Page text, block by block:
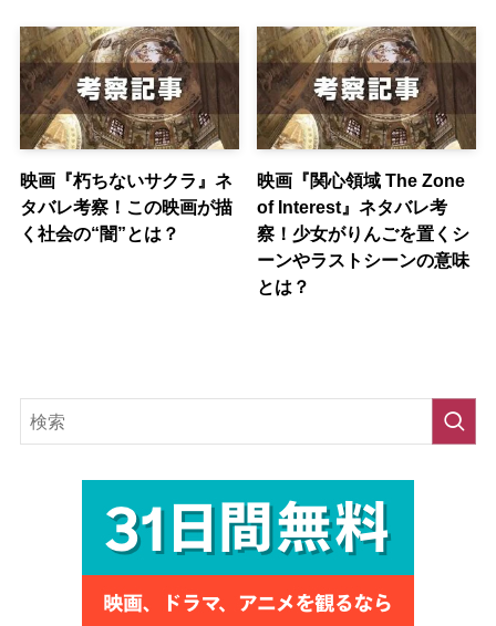
映画『朽ちないサクラ』ネ
タバレ考察！この映画が描
く社会の“闇”とは？
映画『関心領域 The Zone
of Interest』ネタバレ考
察！少女がりんごを置くシ
ーンやラストシーンの意味
とは？